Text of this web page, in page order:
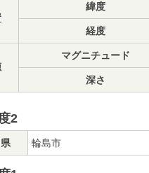
緯度
経度
マグニチュード
深さ
2
輪島市